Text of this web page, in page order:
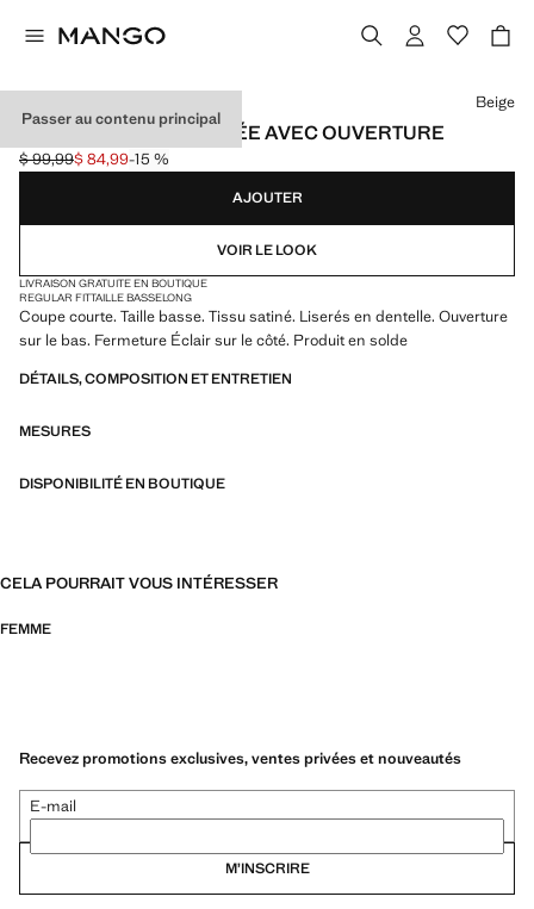
Passer au contenu principal
JUPE LINGERIE CROISÉE AVEC OUVERTURE
Prix initial barré [$ 99,99 ]
$ 99,99
Prix actuel [$ 84,99 ]
$ 84,99-15 %
Choisissez une couleur
Beige
AJOUTER
VOIR LE LOOK
LIVRAISON GRATUITE EN BOUTIQUE
REGULAR FITTAILLE BASSELONG
Coupe courte. Taille basse. Tissu satiné. Liserés en dentelle. Ouverture
sur le bas. Fermeture Éclair sur le côté. Produit en solde
DÉTAILS, COMPOSITION ET ENTRETIEN
MESURES
DISPONIBILITÉ EN BOUTIQUE
CELA POURRAIT VOUS INTÉRESSER
FEMME
Recevez promotions exclusives, ventes privées et nouveautés
E-mail
M’INSCRIRE